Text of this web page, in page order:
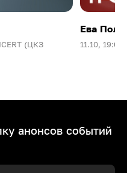
(ЦКЗ
Ева
11.10, 19:00
анонсов событий